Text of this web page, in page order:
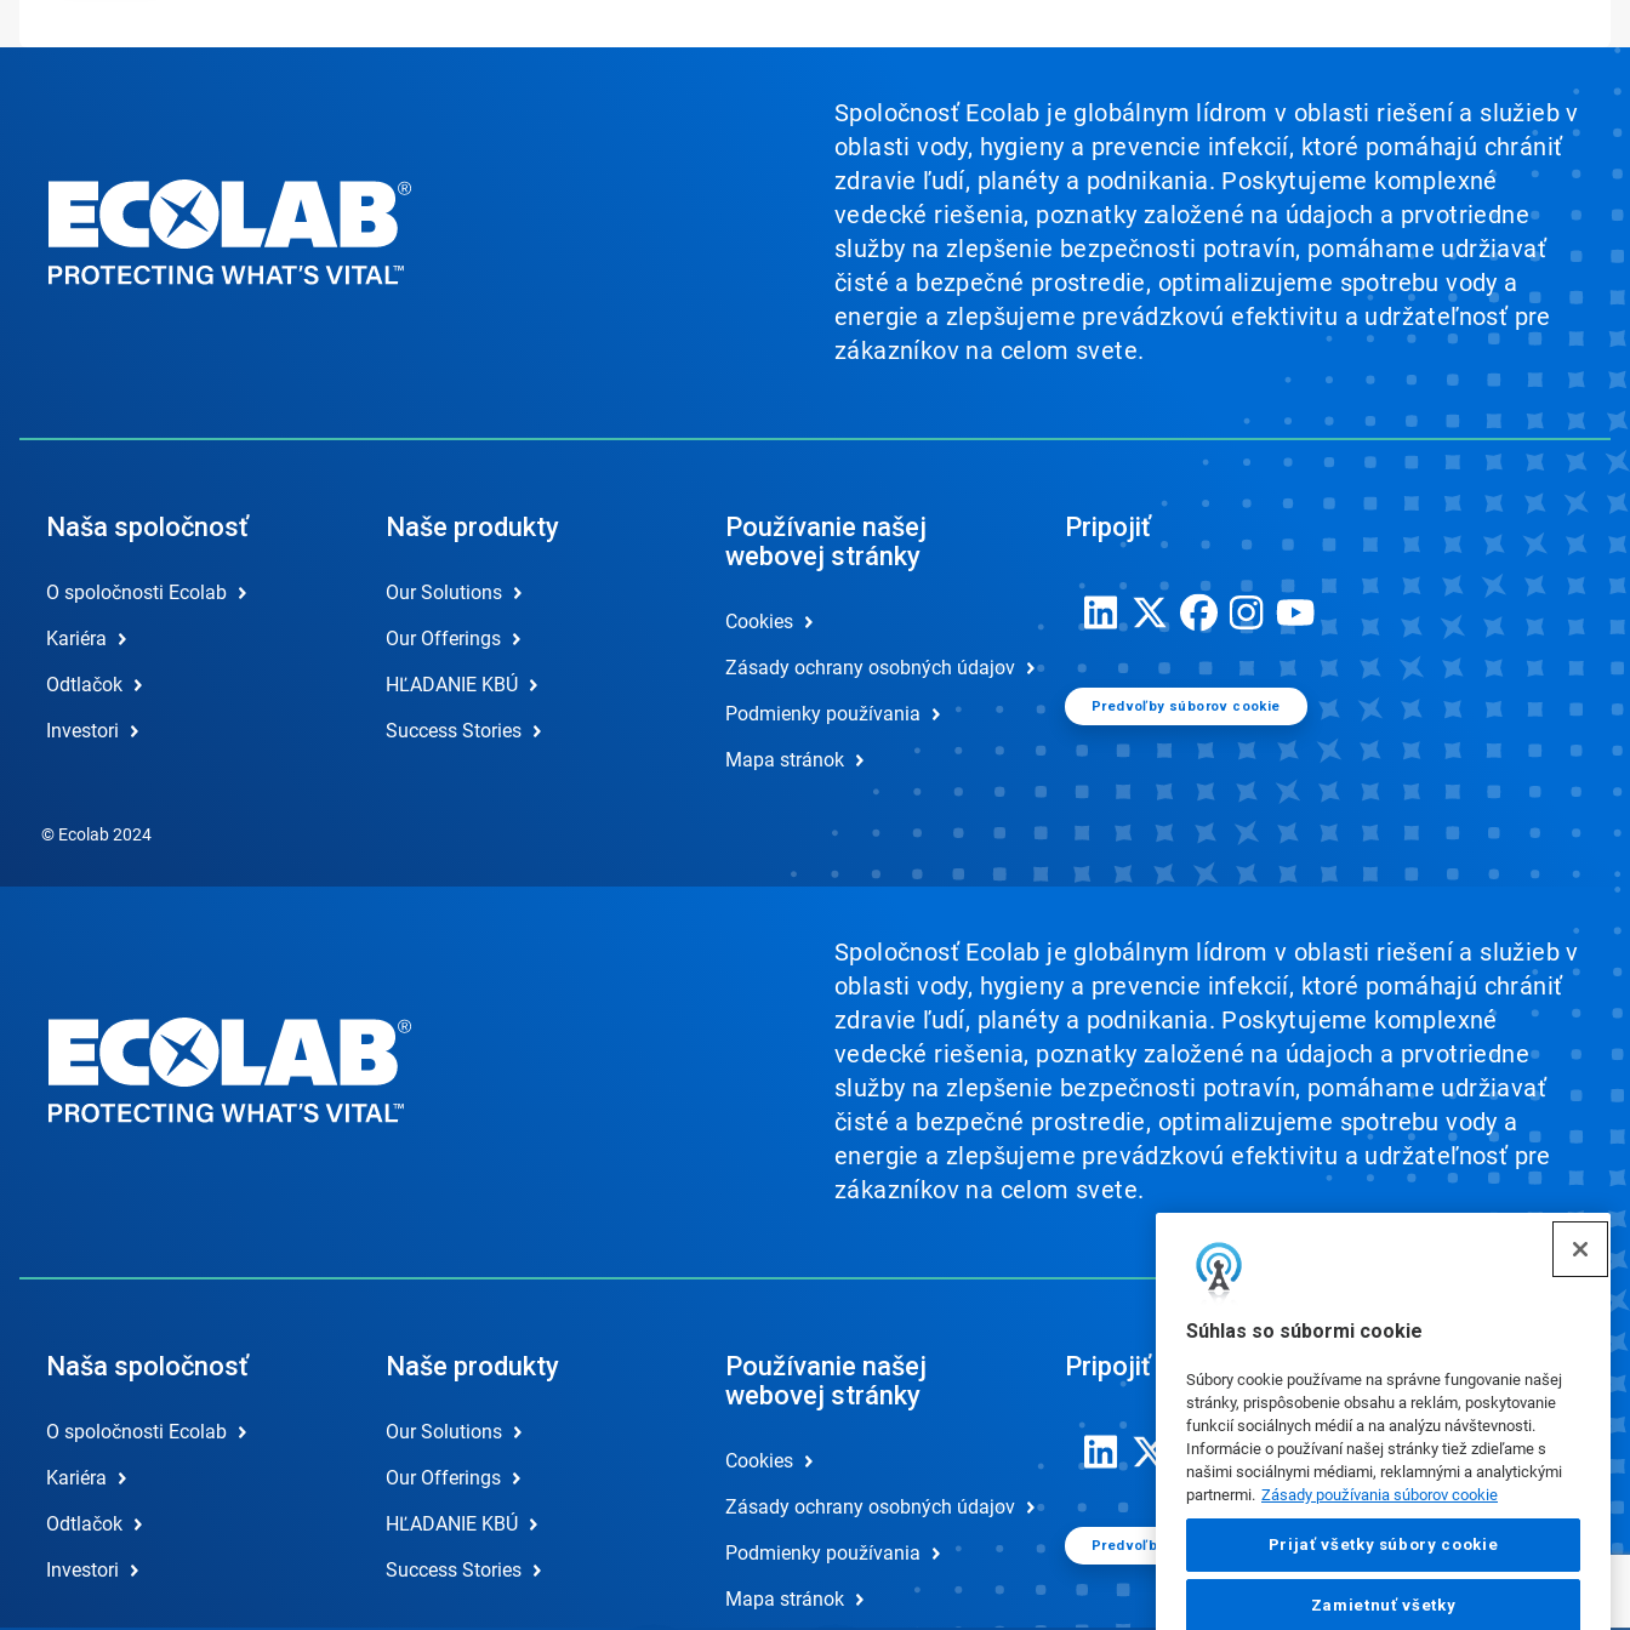
Súhlas so súbormi cookie
Súbory cookie používame na správne fungovanie našej
stránky, prispôsobenie obsahu a reklám, poskytovanie
funkcií sociálnych médií a na analýzu návštevnosti.
Informácie o používaní našej stránky tiež zdieľame s
našimi sociálnymi médiami, reklamnými a analytickými
partnermi. Zásady používania súborov cookie
Prijať všetky súbory cookie
Zamietnuť všetky
Spoločnosť Ecolab je globálnym lídrom v oblasti riešení a služieb v
oblasti vody, hygieny a prevencie infekcií, ktoré pomáhajú chrániť
zdravie ľudí, planéty a podnikania. Poskytujeme komplexné
vedecké riešenia, poznatky založené na údajoch a prvotriedne
služby na zlepšenie bezpečnosti potravín, pomáhame udržiavať
čisté a bezpečné prostredie, optimalizujeme spotrebu vody a
energie a zlepšujeme prevádzkovú efektivitu a udržateľnosť pre
zákazníkov na celom svete.
Naša spoločnosť
O spoločnosti Ecolab
Kariéra
Odtlačok
Investori
Naše produkty
Our Solutions
Our Offerings
HĽADANIE KBÚ
Success Stories
Používanie našej
webovej stránky
Cookies
Zásady ochrany osobných údajov
Podmienky používania
Mapa stránok
Pripojiť
Predvoľby súborov cookie
© Ecolab 2024
Spoločnosť Ecolab je globálnym lídrom v oblasti riešení a služieb v
oblasti vody, hygieny a prevencie infekcií, ktoré pomáhajú chrániť
zdravie ľudí, planéty a podnikania. Poskytujeme komplexné
vedecké riešenia, poznatky založené na údajoch a prvotriedne
služby na zlepšenie bezpečnosti potravín, pomáhame udržiavať
čisté a bezpečné prostredie, optimalizujeme spotrebu vody a
energie a zlepšujeme prevádzkovú efektivitu a udržateľnosť pre
zákazníkov na celom svete.
Naša spoločnosť
O spoločnosti Ecolab
Kariéra
Odtlačok
Investori
Naše produkty
Our Solutions
Our Offerings
HĽADANIE KBÚ
Success Stories
Používanie našej
webovej stránky
Cookies
Zásady ochrany osobných údajov
Podmienky používania
Mapa stránok
Pripojiť
Predvoľby súborov cookie